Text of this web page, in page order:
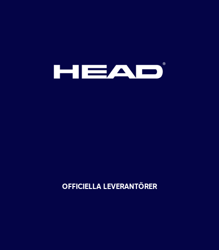
OFFICIELLA LEVERANTÖRER